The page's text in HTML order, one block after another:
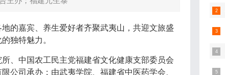
的嘉宾、养生爱好者齐聚武夷山，共迎文旅盛
独特魅力。
、中国农工民主党福建省文化健康支部委员会
公司承办；由武夷学院、福建省中医药学会、